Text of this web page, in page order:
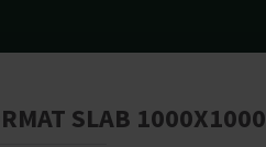
SLAB 1000X1000